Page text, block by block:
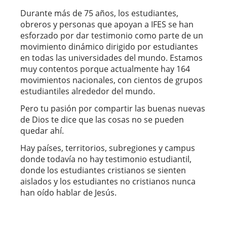
Durante más de 75 años, los estudiantes,
obreros y personas que apoyan a IFES se han
esforzado por dar testimonio como parte de un
movimiento dinámico dirigido por estudiantes
en todas las universidades del mundo. Estamos
muy contentos porque actualmente hay 164
movimientos nacionales, con cientos de grupos
estudiantiles alrededor del mundo.
Pero tu pasión por compartir las buenas nuevas
de Dios te dice que las cosas no se pueden
quedar ahí.
Hay países, territorios, subregiones y campus
donde todavía no hay testimonio estudiantil,
donde los estudiantes cristianos se sienten
aislados y los estudiantes no cristianos nunca
han oído hablar de Jesús.